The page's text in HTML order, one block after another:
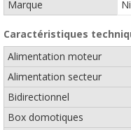
Marque
Caractéristiques
Alimentation moteur
Alimentation secteur
Bidirectionnel
Box domotiques